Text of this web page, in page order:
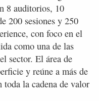
8 auditorios, 10
200 sesiones y 250
con foco en el
como una de las
sector. El área de
y reúne a más de
toda la cadena de valor